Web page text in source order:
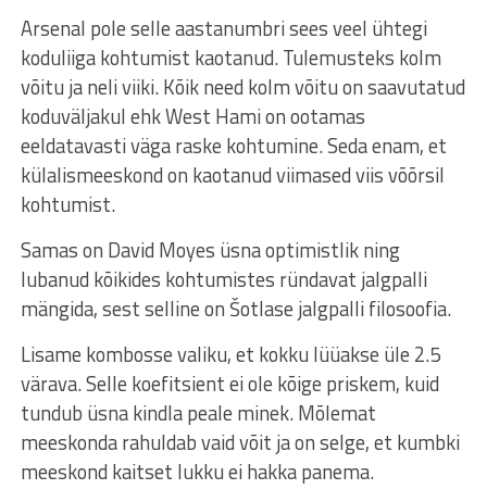
Arsenal pole selle aastanumbri sees veel ühtegi
koduliiga kohtumist kaotanud. Tulemusteks kolm
võitu ja neli viiki. Kõik need kolm võitu on saavutatud
koduväljakul ehk West Hami on ootamas
eeldatavasti väga raske kohtumine. Seda enam, et
külalismeeskond on kaotanud viimased viis võõrsil
kohtumist.
Samas on David Moyes üsna optimistlik ning
lubanud kõikides kohtumistes ründavat jalgpalli
mängida, sest selline on Šotlase jalgpalli filosoofia.
Lisame kombosse valiku, et kokku lüüakse üle 2.5
värava. Selle koefitsient ei ole kõige priskem, kuid
tundub üsna kindla peale minek. Mõlemat
meeskonda rahuldab vaid võit ja on selge, et kumbki
meeskond kaitset lukku ei hakka panema.